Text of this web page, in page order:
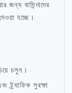
জন্য বাসিন্দাদের
হচ্ছে।
চলুন।
ট্র্যাফিক সুরক্ষা